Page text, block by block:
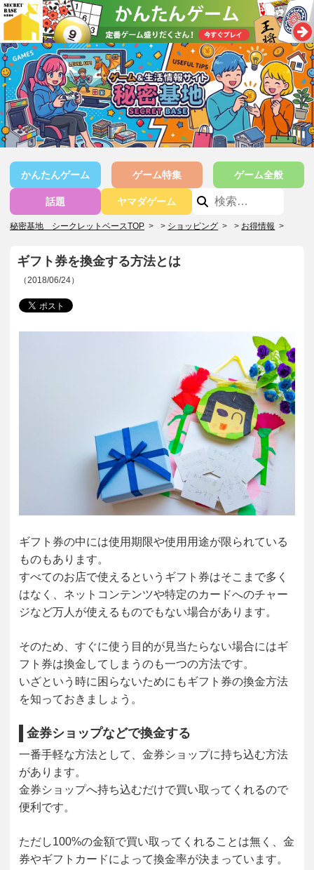
かんたんゲーム ゲーム特集 ゲーム全般
話題 ヤマダゲーム
秘密基地 シークレットベースTOP > ショッピング > お得情報 >
ギフト券を換金する方法とは
（2018/06/24）
ギフト券の中には使用期限や使用用途が限られている
ものもあります。
すべてのお店で使えるというギフト券はそこまで多く
はなく、ネットコンテンツや特定のカードへのチャー
ジなど万人が使えるものでもない場合があります。
そのため、すぐに使う目的が見当たらない場合にはギ
フト券は換金してしまうのも一つの方法です。
いざという時に困らないためにもギフト券の換金方法
を知っておきましょう。
金券ショップなどで換金する
一番手軽な方法として、金券ショップに持ち込む方法
があります。
金券ショップへ持ち込むだけで買い取ってくれるので
便利です。
ただし100%の金額で買い取ってくれることは無く、金
券やギフトカードによって換金率が決まっています。